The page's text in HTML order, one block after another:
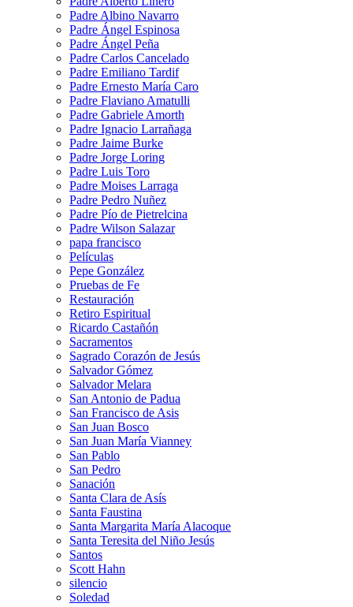
Padre Albino Navarro
Padre Ángel Espinosa
Padre Ángel Peña
Padre Carlos Cancelado
Padre Emiliano Tardif
Padre Ernesto María Caro
Padre Flaviano Amatulli
Padre Gabriele Amorth
Padre Ignacio Larrañaga
Padre Jaime Burke
Padre Jorge Loring
Padre Luis Toro
Padre Moises Larraga
Padre Pedro Nuñez
Padre Pío de Pietrelcina
Padre Wilson Salazar
papa francisco
Películas
Pepe González
Pruebas de Fe
Restauración
Retiro Espiritual
Ricardo Castañón
Sacramentos
Sagrado Corazón de Jesús
Salvador Gómez
Salvador Melara
San Antonio de Padua
San Francisco de Asis
San Juan Bosco
San Juan María Vianney
San Pablo
San Pedro
Sanación
Santa Clara de Asís
Santa Faustina
Santa Margarita María Alacoque
Santa Teresita del Niño Jesús
Santos
Scott Hahn
silencio
Soledad